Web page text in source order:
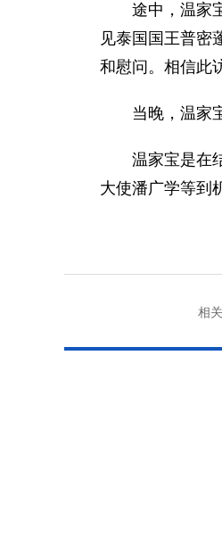
途中，温家宝
见泰国国王普密
和慰问。相信此
当晚，温家宝
温家宝是在结
大使潘广学等到
相